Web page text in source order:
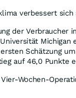
verbessert
der
Schätzung
auf 46,0 Punkte
Wochen-